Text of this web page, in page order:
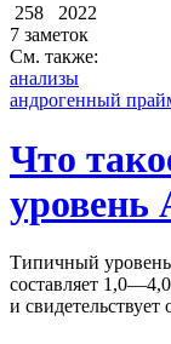
258
2022
7 заметок
См. также:
анализы
андрогенный
Что
Типичный
составляет
и